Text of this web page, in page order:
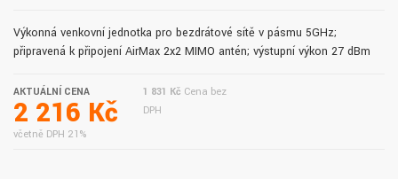
Výkonná venkovní jednotka pro bezdrátové sítě v pásmu 5GHz;
připravená k připojení AirMax 2x2 MIMO antén; výstupní výkon 27 dBm
AKTUÁLNÍ CENA
2 216 Kč
včetně DPH 21%
1 831 Kč Cena bez
DPH